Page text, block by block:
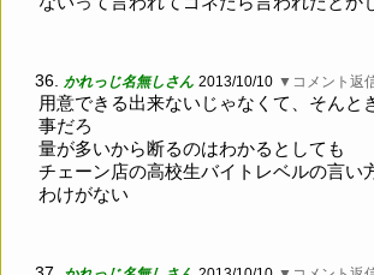
36. かれっじ名無しさん 2013/10/10 ▼コメント返
用意できる出来ないじゃなくて、そんと
事だろ
量が多いから断るのはわかるとしても
チェーン店の高校生バイトレベルの言い
わけがない